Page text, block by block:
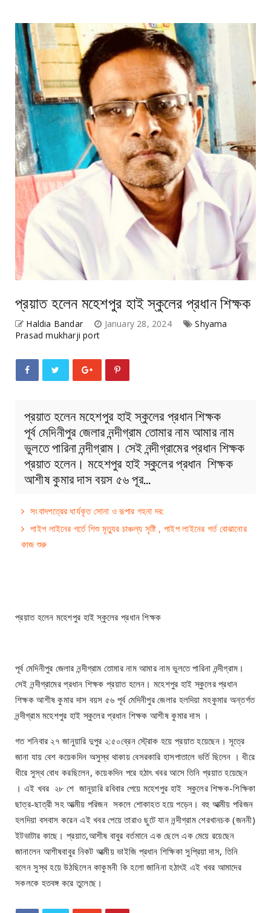
প্রয়াত হলেন মহেশপুর হাই স্কুলের প্রধান শিক্ষক
Haldia Bandar January 28, 2024
Shyama
Prasad mukharji port
প্রয়াত হলেন মহেশপুর হাই স্কুলের প্রধান শিক্ষক
পূর্ব মেদিনীপুর জেলার নন্দীগ্রাম তোমার নাম আমার নাম
ভুলতে পারিনা নন্দীগ্রাম। সেই নন্দীগ্রামের প্রধান শিক্ষক
প্রয়াত হলেন। মহেশপুর হাই স্কুলের প্রধান শিক্ষক
আশীষ কুমার দাস বয়স ৫৬ পূর…
সংবাদপত্রের ধার্যকৃত সোনা ও রূপার গহনা দর:
পাইপ লাইনের গর্তে শিশু মৃত্যুর চাঞ্চল্য সৃষ্টি , পাইপ লাইনের গর্ত বোঝানোর
কাজ শুরু
প্রয়াত হলেন মহেশপুর হাই স্কুলের প্রধান শিক্ষক
পূর্ব মেদিনীপুর জেলার নন্দীগ্রাম তোমার নাম আমার নাম ভুলতে পারিনা নন্দীগ্রাম।
সেই নন্দীগ্রামের প্রধান শিক্ষক প্রয়াত হলেন। মহেশপুর হাই স্কুলের প্রধান
শিক্ষক আশীষ কুমার দাস বয়স ৫৬ পূর্ব মেদিনীপুর জেলার হলদিয়া মহকুমার অন্তর্গত
নন্দীগ্রাম মহেশপুর হাই স্কুলের প্রধান শিক্ষক আশীষ কুমার দাস ।
গত শনিবার ২৭ জানুয়ারি দুপুর ২:৫০ব্রেন স্ট্রোক হয়ে প্রয়াত হয়েছেন। সূত্রে
জানা যায় বেশ কয়েকদিন অসুস্থ থাকায় বেসরকারি হাসপাতালে ভর্তি ছিলেন । ধীরে
ধীরে সুস্থ বোধ করছিলেন, কয়েকদিন পরে হঠাৎ খবর আসে তিনি প্রয়াত হয়েছেন
। এই খবর ২৮ শে জানুয়ারি রবিবার পেয়ে মহেশপুর হাই স্কুলের শিক্ষক-শিক্ষিকা
ছাত্র-ছাত্রী সহ আত্মীয় পরিজন সকলে শোকাহত হয়ে পড়েন। বহু আত্মীয় পরিজন
হলদিয়া বসবাস করেন এই খবর পেয়ে তারাও ছুটে যান নন্দীগ্রাম শেরখানচক (জননী)
ইটভাটার কাছে। প্রয়াত,আশীষ বাবুর বর্তমানে এক ছেলে এক মেয়ে রয়েছেন
জানালেন আশীষবাবুর নিকট আত্মীয় ভাইজি প্রধান শিক্ষিকা সুপ্রিয়া দাস, তিনি
বলেন সুস্থ হয়ে উঠছিলেন কাকুমনী কি হলো জানিনা হঠাৎই এই খবর আমাদের
সকলকে হতবঙ্গ করে তুলেছে।